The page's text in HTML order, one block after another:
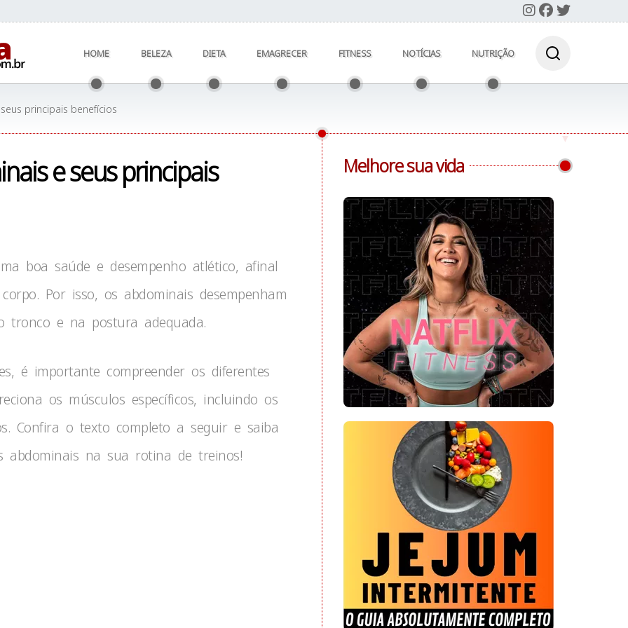
HOME BELEZA DIETA EMAGRECER FITNESS NOTÍCIAS NUTRIÇÃO
principais benefícios
e seus principais
boa saúde e desempenho atlético, afinal
Por isso, os abdominais desempenham
tronco e na postura adequada.
é importante compreender os diferentes
os músculos específicos, incluindo os
Confira o texto completo a seguir e saiba
abdominais na sua rotina de treinos!
Melhore sua vida